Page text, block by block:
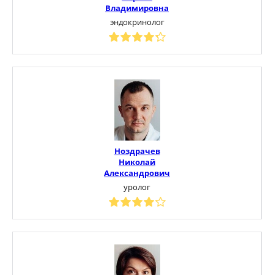
Владимировна
эндокринолог
Ноздрачев
Николай
Александрович
уролог